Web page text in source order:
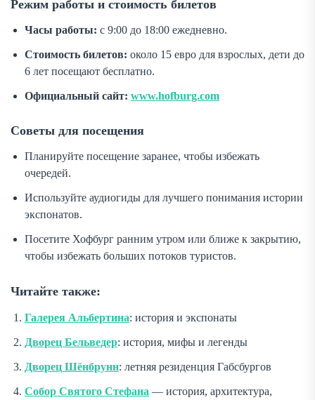
Режим работы и стоимость билетов
Часы работы: с 9:00 до 18:00 ежедневно.
Стоимость билетов: около 15 евро для взрослых, дети до
6 лет посещают бесплатно.
Официальный сайт: www.hofburg.com
Советы для посещения
Планируйте посещение заранее, чтобы избежать
очередей.
Используйте аудиогиды для лучшего понимания истории
экспонатов.
Посетите Хофбург ранним утром или ближе к закрытию,
чтобы избежать больших потоков туристов.
Читайте также:
Галерея Альбертина: история и экспонаты
Дворец Бельведер: история, мифы и легенды
Дворец Шёнбрунн: летняя резиденция Габсбургов
Собор Святого Стефана — история, архитектура,